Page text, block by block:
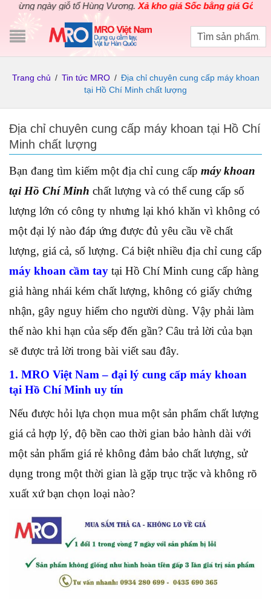
ngày giỗ tổ Hùng Vương.Xả kho giá Sốc bằng giá Gốccho các
Trang chủ / Tin tức MRO / Địa chỉ chuyên cung cấp máy khoan
tại Hồ Chí Minh chất lượng
Địa chỉ chuyên cung cấp máy khoan tại Hồ Chí
Minh chất lượng
Bạn đang tìm kiếm một địa chỉ cung cấp máy khoan
tại Hồ Chí Minh chất lượng và có thể cung cấp số
lượng lớn có công ty nhưng lại khó khăn vì không có
một đại lý nào đáp ứng được đủ yêu cầu về chất
lượng, giá cả, số lượng. Cá biệt nhiều địa chỉ cung cấp
máy khoan cầm tay tại Hồ Chí Minh cung cấp hàng
giả hàng nhái kém chất lượng, không có giấy chứng
nhận, gây nguy hiểm cho người dùng. Vậy phải làm
thế nào khi hạn của sếp đến gần? Câu trả lời của bạn
sẽ được trả lời trong bài viết sau đây.
1. MRO Việt Nam – đại lý cung cấp máy khoan
tại Hồ Chí Minh uy tín
Nếu được hỏi lựa chọn mua một sản phẩm chất lượng
giá cả hợp lý, độ bền cao thời gian bảo hành dài với
một sản phẩm giá rẻ không đảm bảo chất lượng, sử
dụng trong một thời gian là gặp trục trặc và không rõ
xuất xứ bạn chọn loại nào?